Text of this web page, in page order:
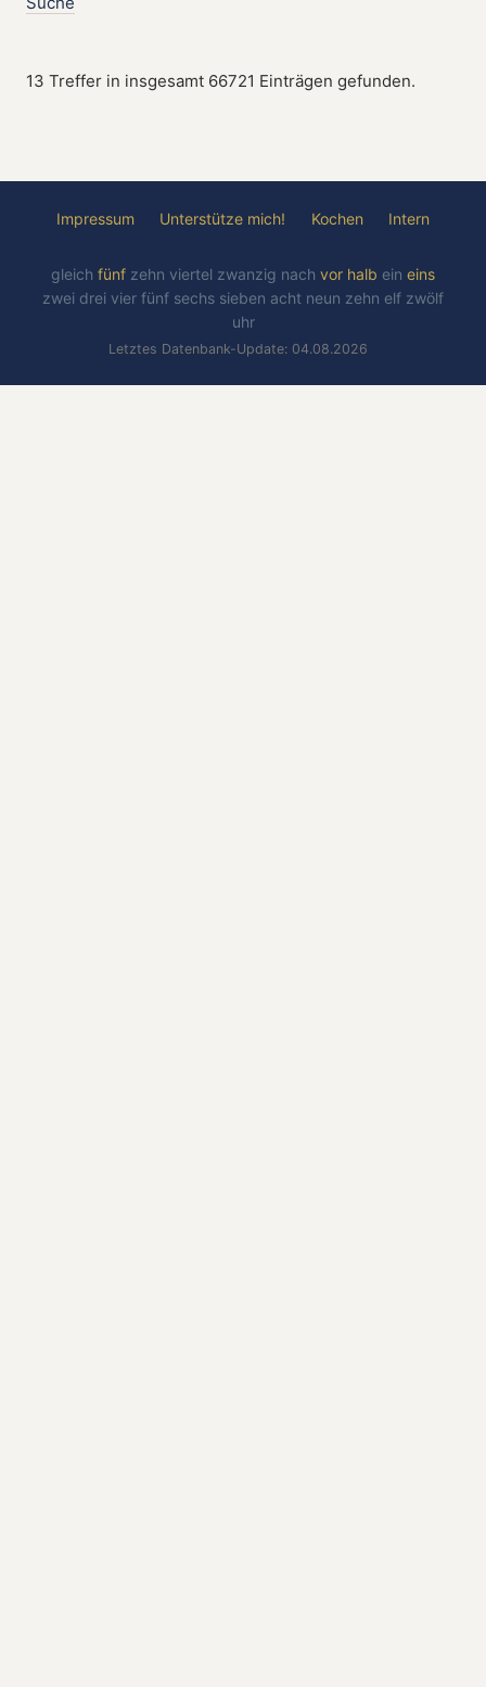
13 Treffer in insgesamt 66721 Einträgen gefunden.
Impressum Unterstütze mich! Kochen Intern
gleich fünf zehn viertel zwanzig nach vor halb ein eins
zwei drei vier fünf sechs sieben acht neun zehn elf zwölf
uhr
Letztes Datenbank-Update: 04.08.2026